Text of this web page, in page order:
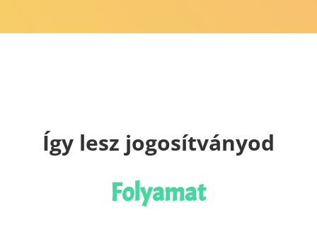
Így lesz jogosítványod
Folyamat